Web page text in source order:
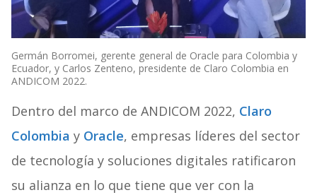
Germán Borromei, gerente general de Oracle para Colombia y
Ecuador, y Carlos Zenteno, presidente de Claro Colombia en
ANDICOM 2022.
Dentro del marco de ANDICOM 2022, Claro
Colombia y Oracle, empresas líderes del sector
de tecnología y soluciones digitales ratificaron
su alianza en lo que tiene que ver con la